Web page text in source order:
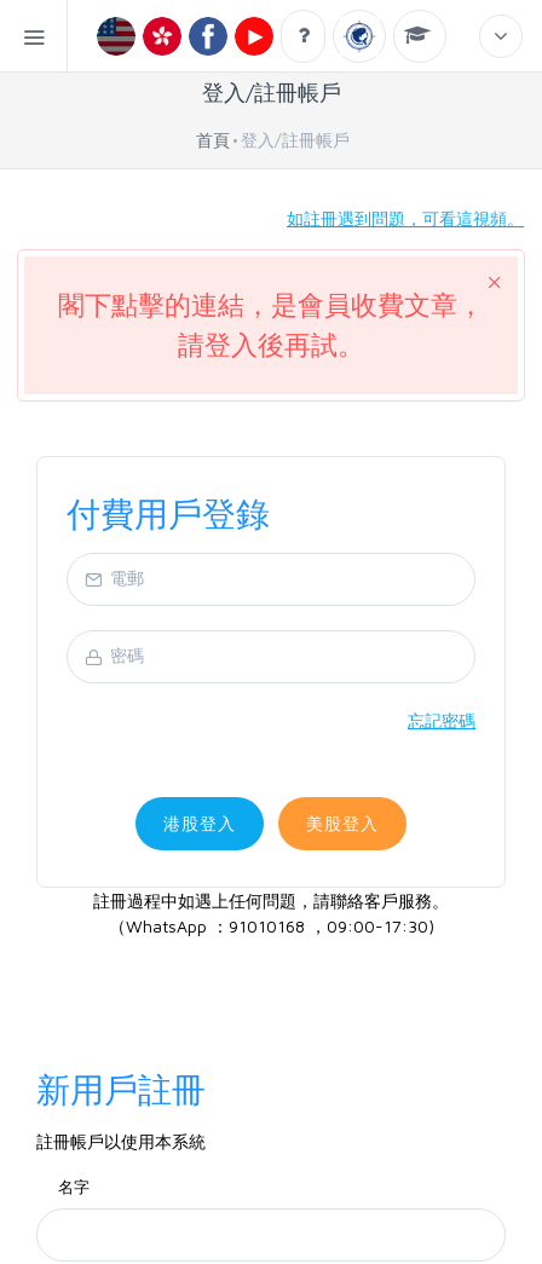
登入/註冊帳戶
首頁 登入/註冊帳戶
如註冊遇到問題，可看這視頻。
閣下點擊的連結，是會員收費文章，
請登入後再試。
付費用戶登錄
忘記密碼
港股登入 美股登入
註冊過程中如遇上任何問題，請聯絡客戶服務。
（WhatsApp ：91010168 ，09:00-17:30)
新用戶註冊
註冊帳戶以使用本系統
名字